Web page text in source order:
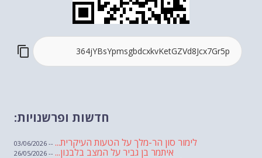
חדשות ופרשנויות:
לימור סון הר-מלך על הטעות העיקרית... -- 03/06/2026
איתמר בן גביר על המצב בלבנון... -- 26/05/2026